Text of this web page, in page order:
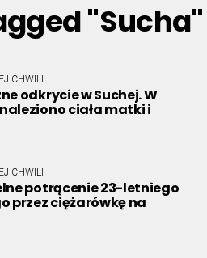
"Sucha"
CHWILI
odkrycie w Suchej. W
ciała matki i
CHWILI
potrącenie 23-letniego
przez ciężarówkę na